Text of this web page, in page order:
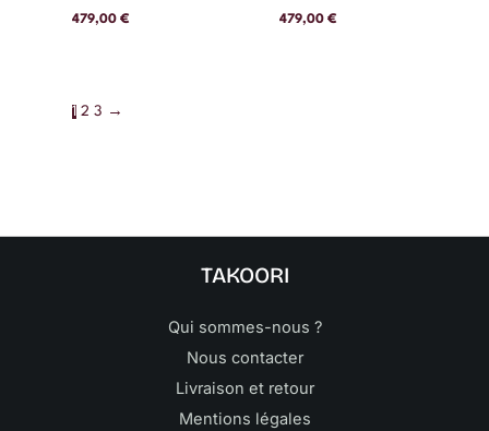
479,00€ 479,00 €
1 2 3 →
TAKOORI
Qui sommes-nous ?
Nous contacter
Livraison et retour
Mentions légales